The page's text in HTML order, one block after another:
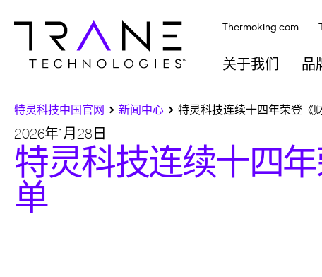
关于我们 品
Thermoking.com
特灵科技中国官网 新闻中心 特灵科技连续十四年荣登《
2026年1月28日
特灵科技连续十四
单